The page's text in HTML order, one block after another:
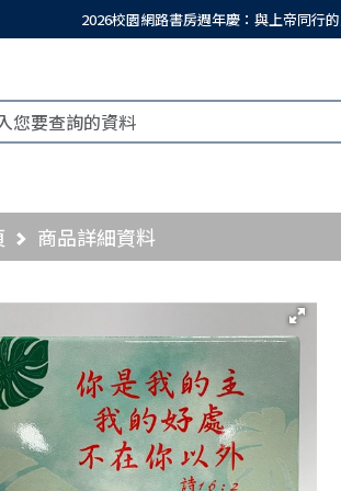
2026校園網路書房週年慶：與上帝同行的
商品詳細資料